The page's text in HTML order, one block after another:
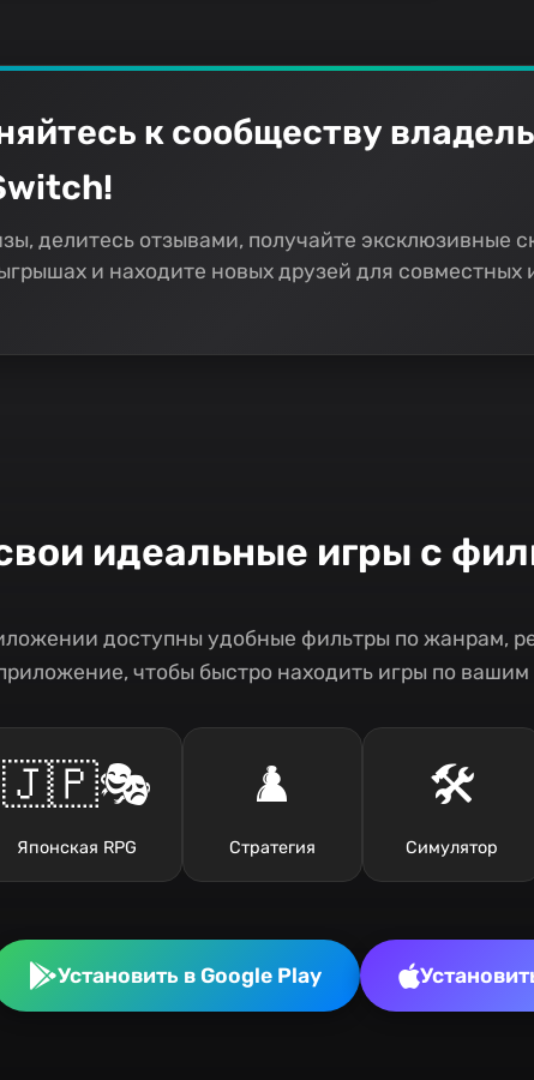
к сообществу
делитесь отзывами, получайте эксклюзивные
и находите новых друзей для совместных
идеальные игры с
доступны удобные фильтры по жанрам,
чтобы быстро находить игры по
🇯🇵🎭
Японская RPG
♟️
Стратегия
🛠️
Симулятор
Установить в Google Play